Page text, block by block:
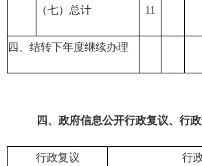
（七）总计 11
四、结转下年度继续办理
四、政府信息公开行政复议、行
行政复议 行